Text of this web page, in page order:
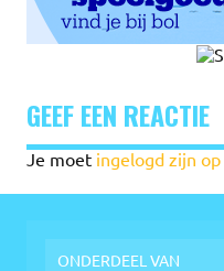
GEEF EEN REACTIE
Je moet ingelogd zijn op
ONDERDEEL VAN